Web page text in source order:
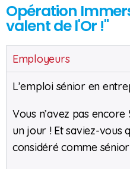
Opération
valent de l'Or !"
Employeurs
L’emploi sénior en
Vous n’avez pas
un jour ! Et saviez-vous
considéré comme